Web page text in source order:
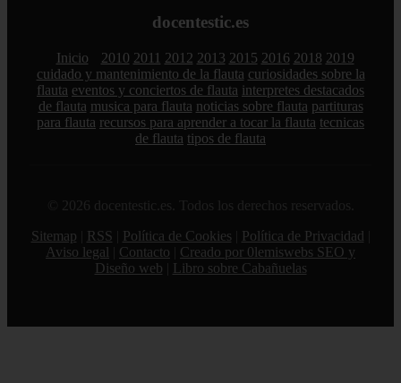
docentestic.es
Inicio 2010 2011 2012 2013 2015 2016 2018 2019
cuidado y mantenimiento de la flauta curiosidades sobre la
flauta eventos y conciertos de flauta interpretes destacados
de flauta musica para flauta noticias sobre flauta partituras
para flauta recursos para aprender a tocar la flauta tecnicas
de flauta tipos de flauta
© 2026 docentestic.es. Todos los derechos reservados.
Sitemap
RSS Política de Cookies Política de Privacidad
Aviso legal
Contacto
Creado por 0lemiswebs SEO y
Diseño web
Libro sobre Cabañuelas